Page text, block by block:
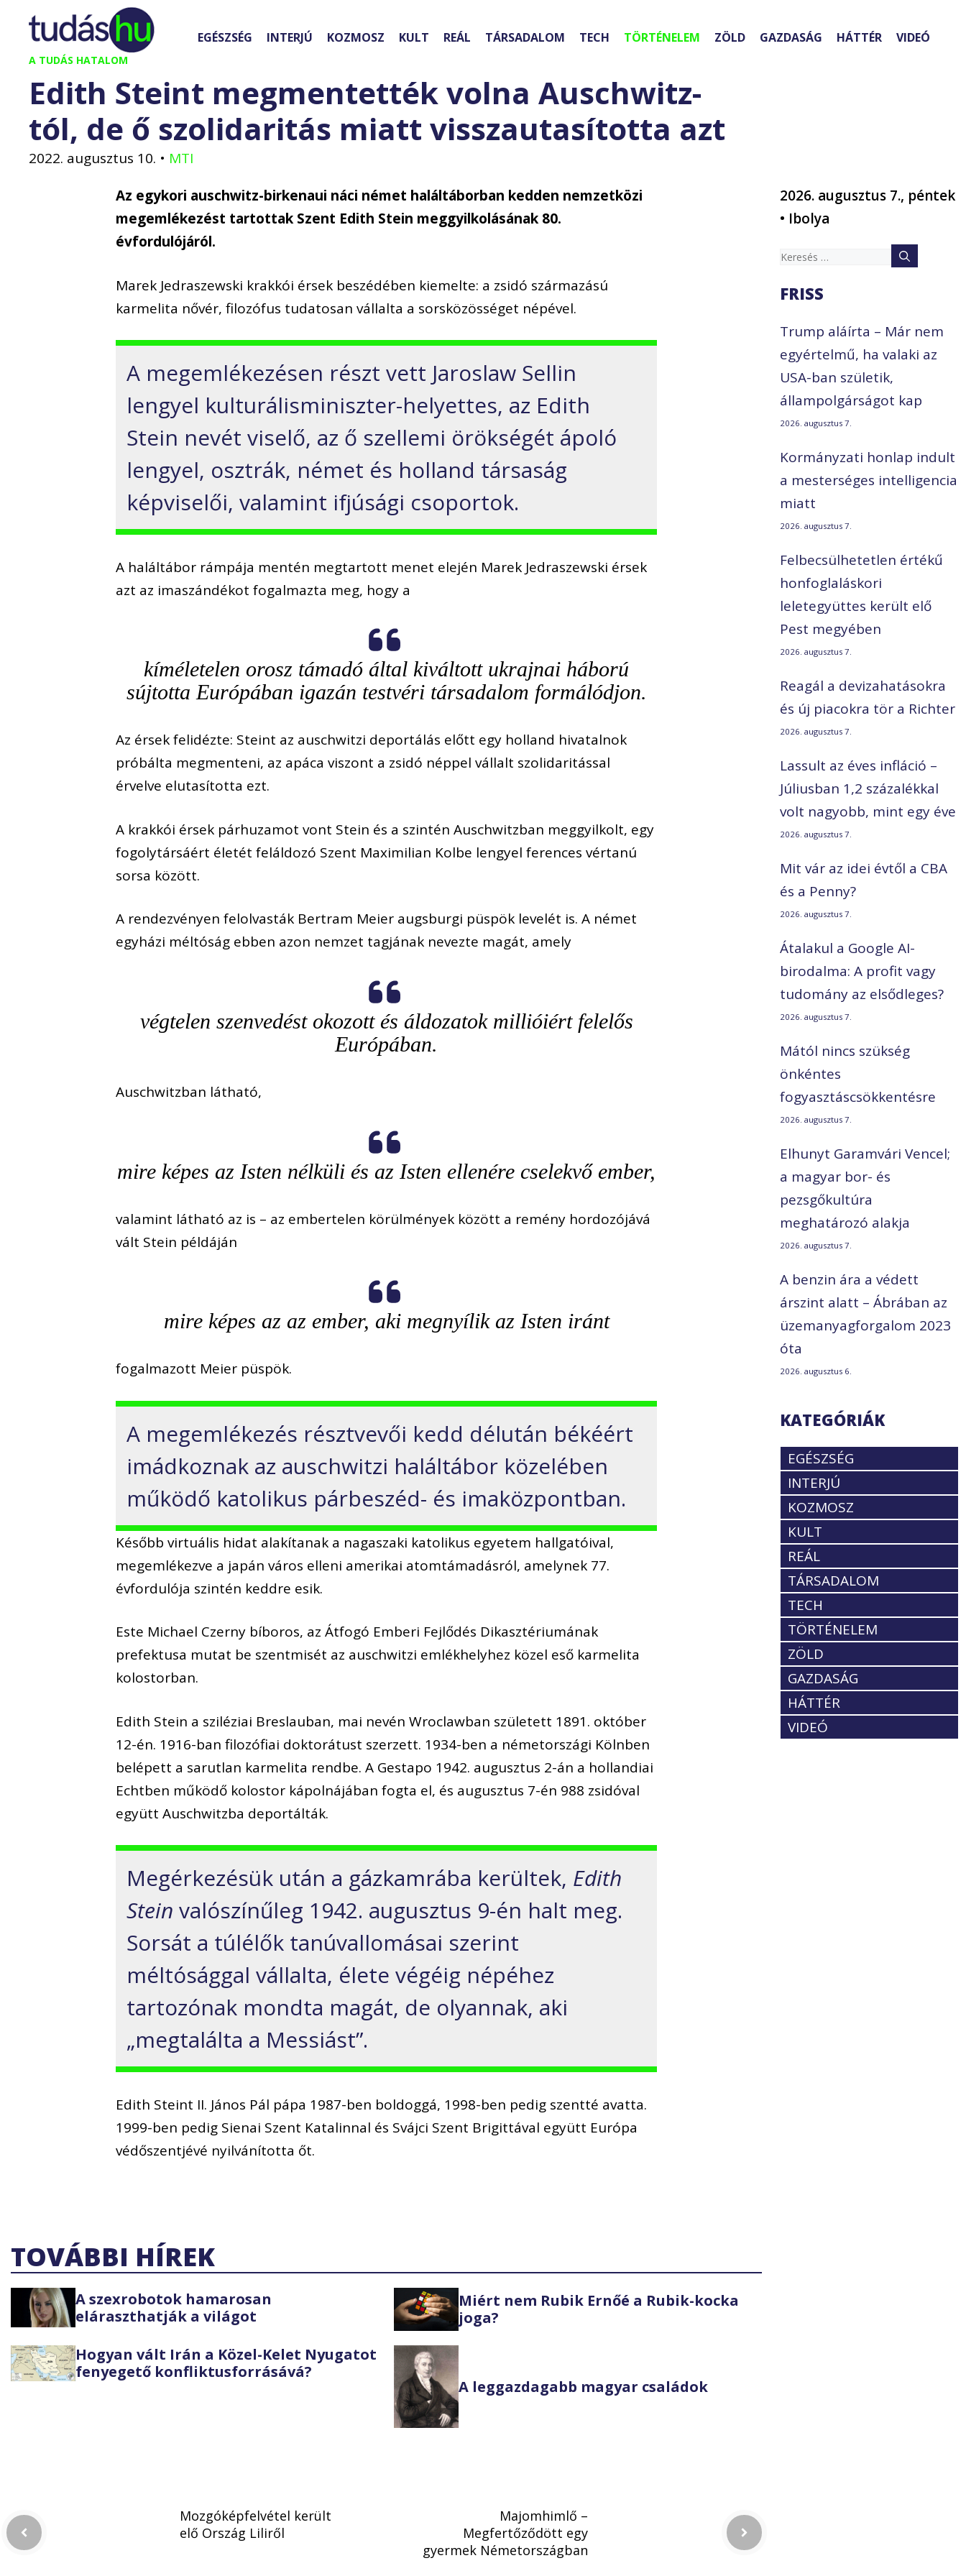
Kilépés
tartalomba
A TUDÁS HATALOM
EGÉSZSÉG INTERJÚ KOZMOSZ KULT REÁL TÁRSADALOM TECH TÖRTÉNELEM ZÖLD GAZDASÁG HÁTTÉR VIDEÓ
Edith Steint megmentették volna Auschwitz-
tól, de ő szolidaritás miatt visszautasította azt
2022. augusztus 10. • MTI
Az egykori auschwitz-birkenaui náci német haláltáborban kedden nemzetközi
megemlékezést tartottak Szent Edith Stein meggyilkolásának 80.
évfordulójáról.
Marek Jedraszewski krakkói érsek beszédében kiemelte: a zsidó származású
karmelita nővér, filozófus tudatosan vállalta a sorsközösséget népével.
A megemlékezésen részt vett Jaroslaw Sellin
lengyel kulturálisminiszter-helyettes, az Edith
Stein nevét viselő, az ő szellemi örökségét ápoló
lengyel, osztrák, német és holland társaság
képviselői, valamint ifjúsági csoportok.
A haláltábor rámpája mentén megtartott menet elején Marek Jedraszewski érsek
azt az imaszándékot fogalmazta meg, hogy a
kíméletelen orosz támadó által kiváltott ukrajnai háború
sújtotta Európában igazán testvéri társadalom formálódjon.
Az érsek felidézte: Steint az auschwitzi deportálás előtt egy holland hivatalnok
próbálta megmenteni, az apáca viszont a zsidó néppel vállalt szolidaritással
érvelve elutasította ezt.
A krakkói érsek párhuzamot vont Stein és a szintén Auschwitzban meggyilkolt, egy
fogolytársáért életét feláldozó Szent Maximilian Kolbe lengyel ferences vértanú
sorsa között.
A rendezvényen felolvasták Bertram Meier augsburgi püspök levelét is. A német
egyházi méltóság ebben azon nemzet tagjának nevezte magát, amely
végtelen szenvedést okozott és áldozatok millióiért felelős
Európában.
Auschwitzban látható,
mire képes az Isten nélküli és az Isten ellenére cselekvő ember,
valamint látható az is – az embertelen körülmények között a remény hordozójává
vált Stein példáján
mire képes az az ember, aki megnyílik az Isten iránt
fogalmazott Meier püspök.
A megemlékezés résztvevői kedd délután békéért
imádkoznak az auschwitzi haláltábor közelében
működő katolikus párbeszéd- és imaközpontban.
Később virtuális hidat alakítanak a nagaszaki katolikus egyetem hallgatóival,
megemlékezve a japán város elleni amerikai atomtámadásról, amelynek 77.
évfordulója szintén keddre esik.
Este Michael Czerny bíboros, az Átfogó Emberi Fejlődés Dikasztériumának
prefektusa mutat be szentmisét az auschwitzi emlékhelyhez közel eső karmelita
kolostorban.
Edith Stein a sziléziai Breslauban, mai nevén Wroclawban született 1891. október
12-én. 1916-ban filozófiai doktorátust szerzett. 1934-ben a németországi Kölnben
belépett a sarutlan karmelita rendbe. A Gestapo 1942. augusztus 2-án a hollandiai
Echtben működő kolostor kápolnájában fogta el, és augusztus 7-én 988 zsidóval
együtt Auschwitzba deportálták.
Megérkezésük után a gázkamrába kerültek, Edith
Stein valószínűleg 1942. augusztus 9-én halt meg.
Sorsát a túlélők tanúvallomásai szerint
méltósággal vállalta, élete végéig népéhez
tartozónak mondta magát, de olyannak, aki
„megtalálta a Messiást”.
Edith Steint II. János Pál pápa 1987-ben boldoggá, 1998-ben pedig szentté avatta.
1999-ben pedig Sienai Szent Katalinnal és Svájci Szent Brigittával együtt Európa
védőszentjévé nyilvánította őt.
TOVÁBBI HÍREK
A szexrobotok hamarosan
eláraszthatják a világot
Miért nem Rubik Ernőé a Rubik-kocka
joga?
Hogyan vált Irán a Közel-Kelet Nyugatot
fenyegető konfliktusforrásává?
A leggazdagabb magyar családok
2026. augusztus 7., péntek
• Ibolya
Keresés:
FRISS
Trump aláírta – Már nem
egyértelmű, ha valaki az
USA-ban születik,
állampolgárságot kap
2026. augusztus 7.
Kormányzati honlap indult
a mesterséges intelligencia
miatt
2026. augusztus 7.
Felbecsülhetetlen értékű
honfoglaláskori
leletegyüttes került elő
Pest megyében
2026. augusztus 7.
Reagál a devizahatásokra
és új piacokra tör a Richter
2026. augusztus 7.
Lassult az éves infláció –
Júliusban 1,2 százalékkal
volt nagyobb, mint egy éve
2026. augusztus 7.
Mit vár az idei évtől a CBA
és a Penny?
2026. augusztus 7.
Átalakul a Google AI-
birodalma: A profit vagy
tudomány az elsődleges?
2026. augusztus 7.
Mától nincs szükség
önkéntes
fogyasztáscsökkentésre
2026. augusztus 7.
Elhunyt Garamvári Vencel;
a magyar bor- és
pezsgőkultúra
meghatározó alakja
2026. augusztus 7.
A benzin ára a védett
árszint alatt – Ábrában az
üzemanyagforgalom 2023
óta
2026. augusztus 6.
KATEGÓRIÁK
EGÉSZSÉG
INTERJÚ
KOZMOSZ
KULT
REÁL
TÁRSADALOM
TECH
TÖRTÉNELEM
ZÖLD
GAZDASÁG
HÁTTÉR
VIDEÓ
Mozgóképfelvétel került
elő Ország Liliről
Majomhimlő –
Megfertőződött egy
gyermek Németországban